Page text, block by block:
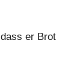
er Brot